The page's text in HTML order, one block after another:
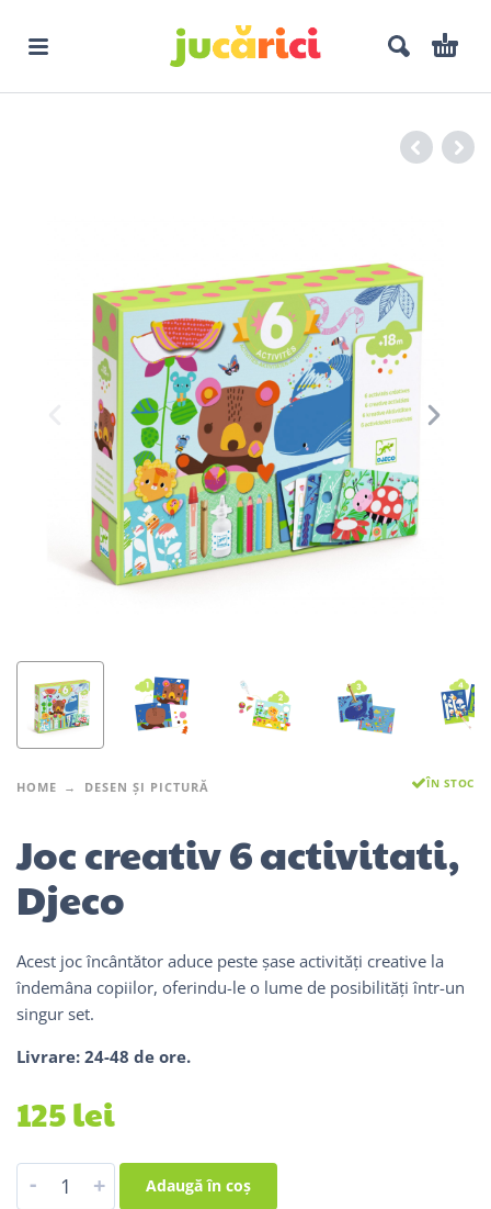
HOME DESEN ȘI PICTURĂ ÎN STOC
Joc creativ 6 activitati,
Djeco
Acest joc încântător aduce peste șase activități creative la
îndemâna copiilor, oferindu-le o lume de posibilități într-un
singur set.
Livrare: 24-48 de ore.
125lei
- + Adaugă în coș